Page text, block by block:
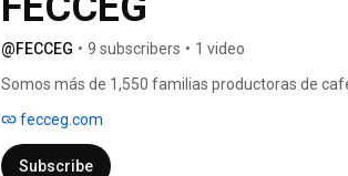
@FECCEG • 9 subscribers • 1 video
Somos más de 1,550 familias productoras de
fecceg.com
Subscribe